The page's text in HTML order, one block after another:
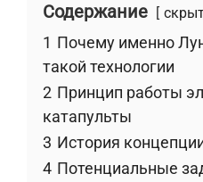
Содержание
1 Почему именно
такой технологии
2 Принцип работы
катапульты
3 История
4 Потенциальные